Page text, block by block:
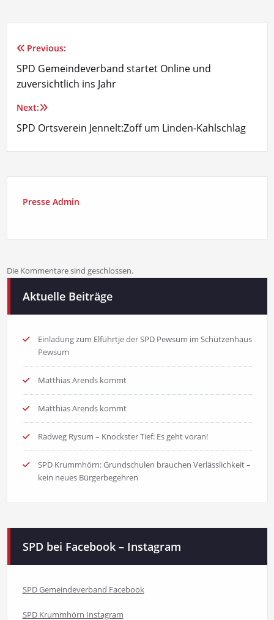
Beitragsnavigation
Previous:
SPD Gemeindeverband startet Online und
zuversichtlich ins Jahr
Next:
SPD Ortsverein Jennelt:Zoff um Linden-Kahlschlag
Presse Admin
Die Kommentare sind geschlossen.
Aktuelle Beiträge
Einladung zum Elführtje der SPD Pewsum im Schützenhaus
Pewsum
Matthias Arends kommt
Matthias Arends kommt
Radweg Rysum – Knockster Tief: Es geht voran!
SPD Krummhörn: Grundschulen brauchen Verlässlichkeit –
kein neues Bürgerbegehren
SPD bei Facebook – Instagram
SPD Gemeindeverband Facebook
SPD Krummhörn Instagram